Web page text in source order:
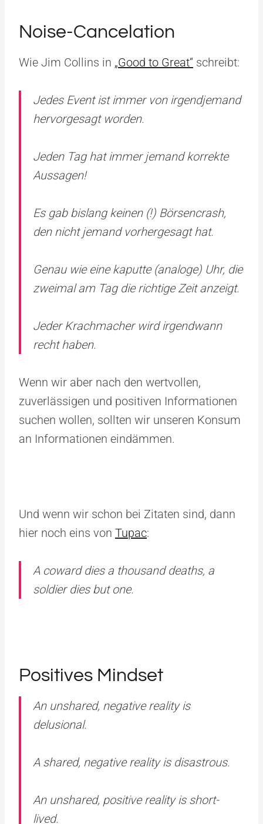
Noise-Cancelation
Wie Jim Collins in „Good to Great“ schreibt:
Jedes Event ist immer von irgendjemand
hervorgesagt worden.
Jeden Tag hat immer jemand korrekte
Aussagen!
Es gab bislang keinen (!) Börsencrash,
den nicht jemand vorhergesagt hat.
Genau wie eine kaputte (analoge) Uhr, die
zweimal am Tag die richtige Zeit anzeigt.
Jeder Krachmacher wird irgendwann
recht haben.
Wenn wir aber nach den wertvollen,
zuverlässigen und positiven Informationen
suchen wollen, sollten wir unseren Konsum
an Informationen eindämmen.
Und wenn wir schon bei Zitaten sind, dann
hier noch eins von Tupac:
A coward dies a thousand deaths, a
soldier dies but one.
Positives Mindset
An unshared, negative reality is
delusional.
A shared, negative reality is disastrous.
An unshared, positive reality is short-
lived.